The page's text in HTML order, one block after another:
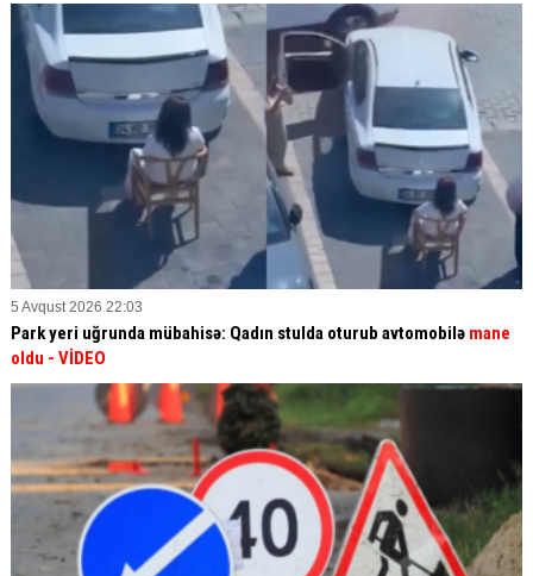
5 Avqust 2026 22:03
Park yeri uğrunda mübahisə: Qadın stulda oturub avtomobilə mane
oldu - VİDEO